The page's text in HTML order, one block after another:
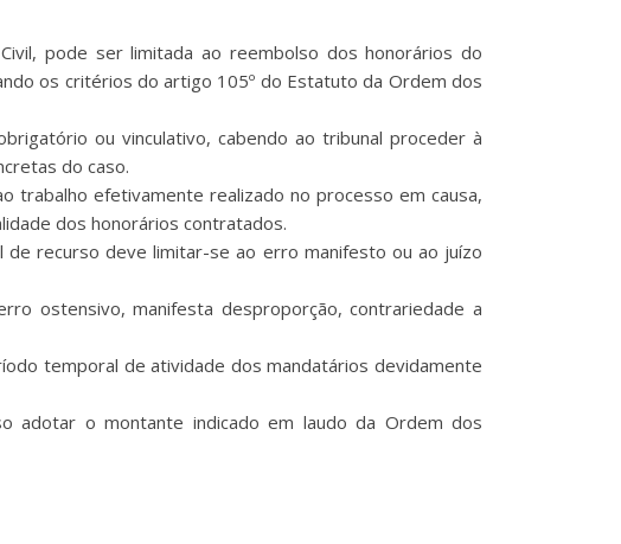
pode ser limitada ao reembolso dos honorários do
os critérios do artigo 105º do Estatuto da Ordem dos
ou vinculativo, cabendo ao tribunal proceder à
do caso.
trabalho efetivamente realizado no processo em causa,
dos honorários contratados.
recurso deve limitar-se ao erro manifesto ou ao juízo
ostensivo, manifesta desproporção, contrariedade a
temporal de atividade dos mandatários devidamente
adotar o montante indicado em laudo da Ordem dos